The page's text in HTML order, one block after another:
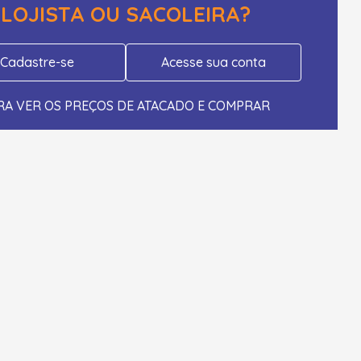
LOJISTA OU SACOLEIRA?
Cadastre-se Acesse sua conta
VER OS PREÇOS DE ATACADO E COMPRAR